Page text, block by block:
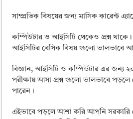
সাম্প্রতিক বিষয়ের জন্য মাসিক কারেন্ট
কম্পিউটার ও আইসিটি থেকেও প্রশ্ন
আইসিটির বেসিক বিষয় গুলো ভালভাবে
বিজ্ঞান, আইসিটি ও কম্পিউটার এর জন্য
পরীক্ষায় আসা প্রশ্ন গুলো ভালভাবে
পারেন।
এইভাবে পড়লে আশা করি আপনি সরকারি